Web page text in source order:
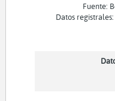
Fuente:
Datos